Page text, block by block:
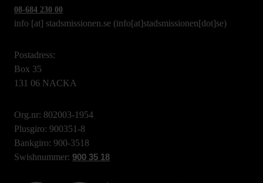
08-684 230 00
info [at] stadsmissionen.se (info[at]stadsmissionen[dot]se)
Postadress:
Box 35
131 06 NACKA
Org.nr: 802003-1954
Plusgiro: 900351-8
Bankgiro: 900-3518
Swishnummer: 900 35 18